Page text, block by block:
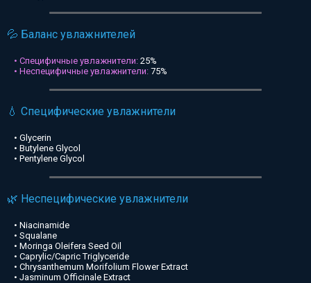
💦 Баланс увлажнителей
• Специфичные увлажнители: 25%
• Неспецифичные увлажнители: 75%
💧 Специфические увлажнители
• Glycerin
• Butylene Glycol
• Pentylene Glycol
🌿 Неспецифические увлажнители
• Niacinamide
• Squalane
• Moringa Oleifera Seed Oil
• Caprylic/Capric Triglyceride
• Chrysanthemum Morifolium Flower Extract
• Jasminum Officinale Extract